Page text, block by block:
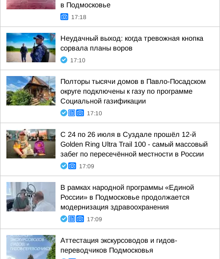
в Подмосковье
17:18
Неудачный выход: когда тревожная кнопка
сорвала планы воров
17:10
Полторы тысячи домов в Павло-Посадском
округе подключены к газу по программе
Социальной газификации
17:10
С 24 по 26 июля в Суздале прошёл 12-й
Golden Ring Ultra Trail 100 - самый массовый
забег по пересечённой местности в России
17:09
В рамках народной программы «Единой
России» в Подмосковье продолжается
модернизация здравоохранения
17:09
Аттестация экскурсоводов и гидов-
переводчиков Подмосковья